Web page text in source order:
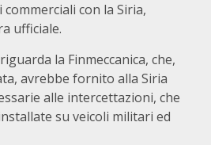
con la Siria,
ufficiale.
la Finmeccanica, che,
avrebbe fornito alla Siria
alle intercettazioni, che
su veicoli militari ed